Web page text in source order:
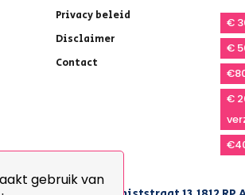
gebruik van
Privacy beleid
Disclaimer
Contact
€
€
€